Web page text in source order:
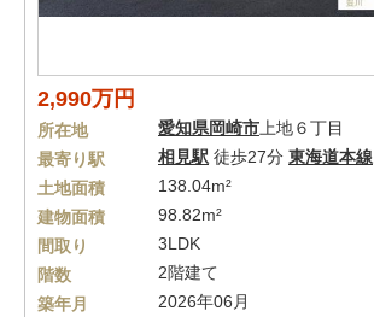
2,990万円
所在地 愛知県岡崎市 上地６丁目
最寄り駅
相見駅 徒歩27分 東海道本線
土地面積
138.04m²
建物面積
98.82m²
間取り
3LDK
階数
2階建て
築年月
2026年06月